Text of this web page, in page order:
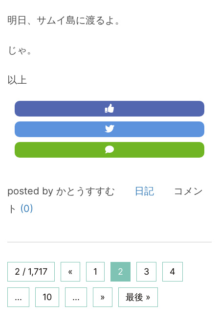
明日、サムイ島に渡るよ。
じゃ。
以上
posted by かとうすすむ 日記
コメン
ト (0)
2 / 1,717 « 1 2 3 4
... 10 ... » 最後 »